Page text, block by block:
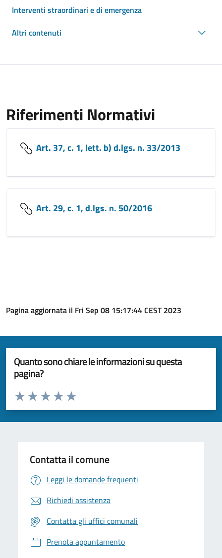
Interventi straordinari e di emergenza
Altri contenuti
Riferimenti Normativi
Art. 37, c. 1, lett. b) d.lgs. n. 33/2013
Art. 29, c. 1, d.lgs. n. 50/2016
Pagina aggiornata il Fri Sep 08 15:17:44 CEST 2023
Quanto sono chiare le informazioni su questa
pagina?
Valuta da 1 a 5 stelle la pagina
Valuta 5 stelle su 5
Valuta 4 stelle su 5
Valuta 3 stelle su 5
Valuta 2 stelle su 5
Valuta 1 stelle su 5
Contatta il comune
Leggi le domande frequenti
Richiedi assistenza
Contatta gli uffici comunali
Prenota appuntamento